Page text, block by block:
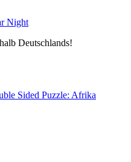
Night
Deutschlands!
Sided Puzzle: Afrika